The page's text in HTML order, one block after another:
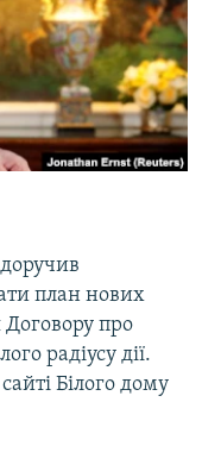
план нових
Договору про
радіусу дії.
Білого дому